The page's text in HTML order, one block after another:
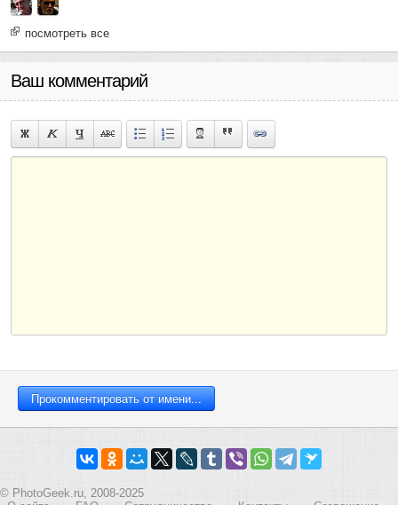
посмотреть все
Ваш комментарий
© PhotoGeek.ru, 2008-2025